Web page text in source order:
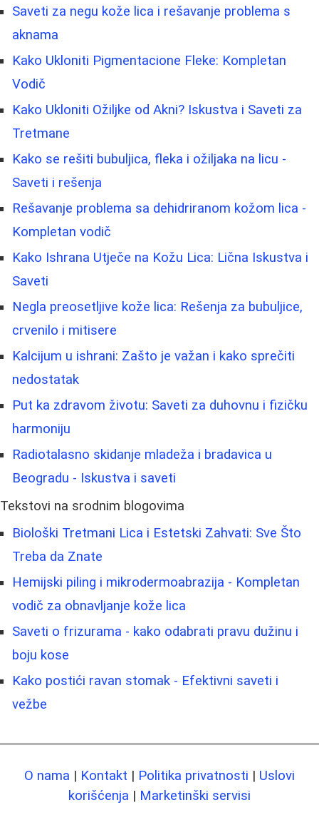
Saveti za negu kože lica i rešavanje problema s
aknama
Kako Ukloniti Pigmentacione Fleke: Kompletan
Vodič
Kako Ukloniti Ožiljke od Akni? Iskustva i Saveti za
Tretmane
Kako se rešiti bubuljica, fleka i ožiljaka na licu -
Saveti i rešenja
Rešavanje problema sa dehidriranom kožom lica -
Kompletan vodič
Kako Ishrana Utječe na Kožu Lica: Lična Iskustva i
Saveti
Negla preosetljive kože lica: Rešenja za bubuljice,
crvenilo i mitisere
Kalcijum u ishrani: Zašto je važan i kako sprečiti
nedostatak
Put ka zdravom životu: Saveti za duhovnu i fizičku
harmoniju
Radiotalasno skidanje mladeža i bradavica u
Beogradu - Iskustva i saveti
Tekstovi na srodnim blogovima
Biološki Tretmani Lica i Estetski Zahvati: Sve Što
Treba da Znate
Hemijski piling i mikrodermoabrazija - Kompletan
vodič za obnavljanje kože lica
Saveti o frizurama - kako odabrati pravu dužinu i
boju kose
Kako postići ravan stomak - Efektivni saveti i
vežbe
O nama | Kontakt | Politika privatnosti | Uslovi
korišćenja | Marketinški servisi